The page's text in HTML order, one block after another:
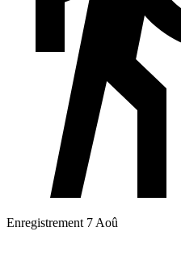
Enregistrement 7 Aoû